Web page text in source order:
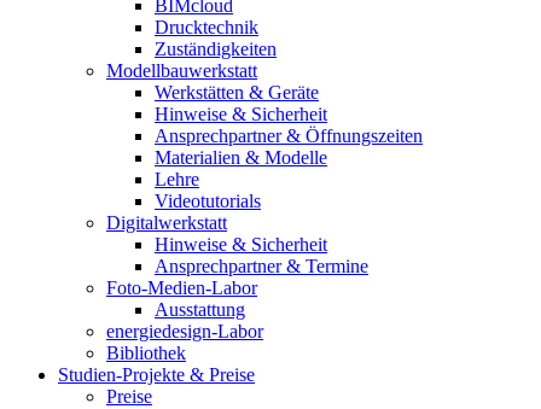
BIMcloud
Drucktechnik
Zuständigkeiten
Modellbauwerkstatt
Werkstätten & Geräte
Hinweise & Sicherheit
Ansprechpartner & Öffnungszeiten
Materialien & Modelle
Lehre
Videotutorials
Digitalwerkstatt
Hinweise & Sicherheit
Ansprechpartner & Termine
Foto-Medien-Labor
Ausstattung
energiedesign-Labor
Bibliothek
Studien-Projekte & Preise
Preise